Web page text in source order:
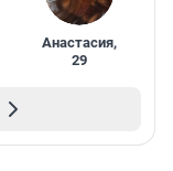
Анастасия,
29